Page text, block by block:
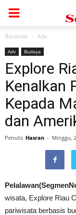
Beranda Adv
Adv Budaya
Explore
Kenalkan
Kepada
dan
Penulis Hasran - Minggu,
wisata, Explore Riau
pariwisata berbasis